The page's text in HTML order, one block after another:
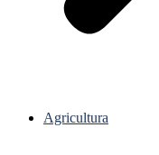
Agricultura